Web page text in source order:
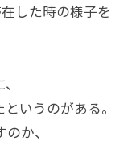
した時の様子を
いうのがある。
か、